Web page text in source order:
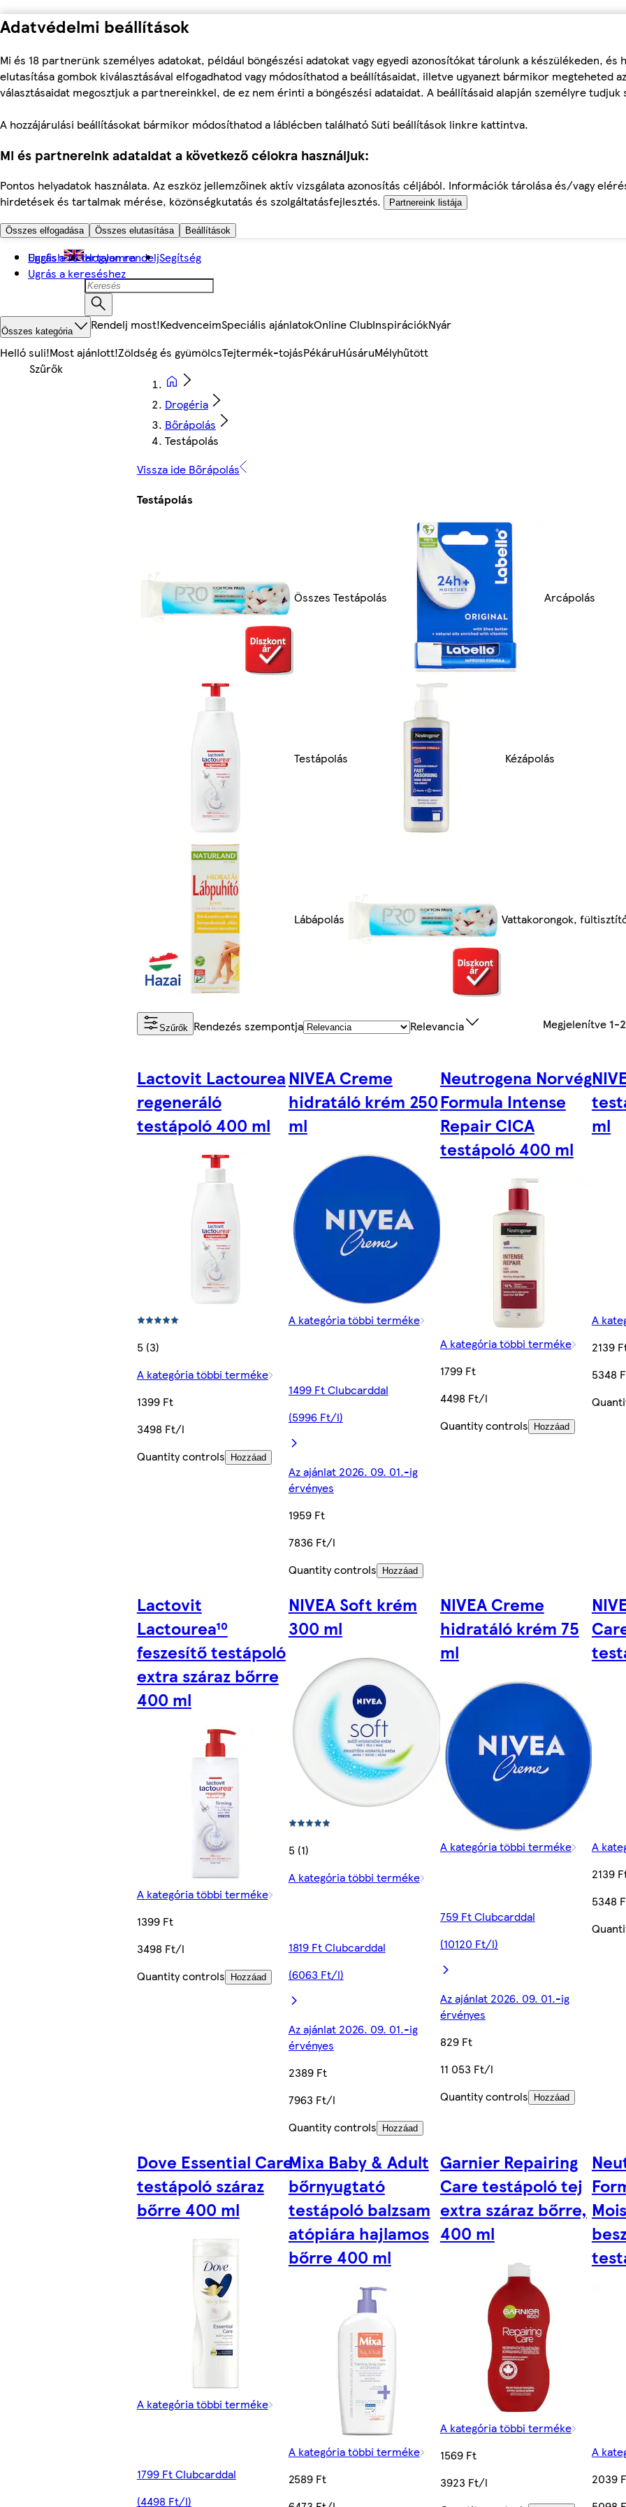
Adatvédelmi beállítások
Mi és 18 partnerünk személyes adatokat, például böngészési adatokat vagy egyedi azonosítókat tárolunk a készülékeden, és
elutasítása gombok kiválasztásával elfogadhatod vagy módosíthatod a beállításaidat, illetve ugyanezt bármikor megteheted
választásaidat megosztjuk a partnereinkkel, de ez nem érinti a böngészési adataidat. A beállításaid alapján személyre tudjuk
A hozzájárulási beállításokat bármikor módosíthatod a láblécben található Süti beállítások linkre kattintva.
Mi és partnereink adataidat a következő célokra használjuk:
Pontos helyadatok használata. Az eszköz jellemzőinek aktív vizsgálata azonosítás céljából. Információk tárolása és/vagy
hirdetések és tartalmak mérése, közönségkutatás és szolgáltatásfejlesztés.
Partnereink listája
Összes elfogadása Összes elutasítása Beállítások
Ugrás a fő tartalomra
Ugrás a kereséshez
English Hogyan rendeljSegítség
Összes kategória Rendelj most!KedvenceimSpeciális ajánlatokOnline ClubInspirációkNyár
Helló suli!Most ajánlott!Zöldség és gyümölcsTejtermék-tojásPékáruHúsáruMélyhűtött
Drogéria
Bőrápolás
Testápolás
Vissza ide Bőrápolás
Testápolás
Összes Testápolás Arcápolás
Testápolás Kézápolás
Lábápolás Vattakorongok,
Szűrők Rendezés szempontja Relevancia Megjelenítve 1-
Lactovit Lactourea
regeneráló
testápoló 400 ml
5 (3)
A kategória többi terméke
1399 Ft
3498 Ft/l
Quantity controls
Hozzáad
NIVEA Creme
hidratáló krém 250
ml
A kategória többi terméke
1499 Ft Clubcarddal
(5996 Ft/l)
Az ajánlat 2026. 09. 01.-ig
érvényes
1959 Ft
7836 Ft/l
Quantity controls
Hozzáad
Neutrogena Norvég
Formula Intense
Repair CICA
testápoló 400 ml
A kategória többi terméke
1799 Ft
4498 Ft/l
Quantity controls
Hozzáad
ml
A
2139
5348
Lactovit
Lactourea¹⁰
feszesítő testápoló
extra száraz bőrre
400 ml
A kategória többi terméke
1399 Ft
3498 Ft/l
Quantity controls
Hozzáad
NIVEA Soft krém
300 ml
5 (1)
A kategória többi terméke
1819 Ft Clubcarddal
(6063 Ft/l)
Az ajánlat 2026. 09. 01.-ig
érvényes
2389 Ft
7963 Ft/l
Quantity controls
Hozzáad
NIVEA Creme
hidratáló krém 75
ml
A kategória többi terméke
759 Ft Clubcarddal
(10120 Ft/l)
Az ajánlat 2026. 09. 01.-ig
érvényes
829 Ft
11 053 Ft/l
Quantity controls
Hozzáad
A
2139
5348
Dove Essential Care
testápoló száraz
bőrre 400 ml
A kategória többi terméke
1799 Ft Clubcarddal
(4498 Ft/l)
Mixa Baby & Adult
bőrnyugtató
testápoló balzsam
atópiára hajlamos
bőrre 400 ml
A kategória többi terméke
2589 Ft
Garnier Repairing
Care testápoló tej
extra száraz bőrre,
400 ml
A kategória többi terméke
1569 Ft
3923 Ft/l
A
2039